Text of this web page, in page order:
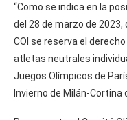
“Como se indica en la
del 28 de marzo de
COI se reserva el
atletas neutrales
Juegos Olímpicos de
Invierno de Milán-Cortina